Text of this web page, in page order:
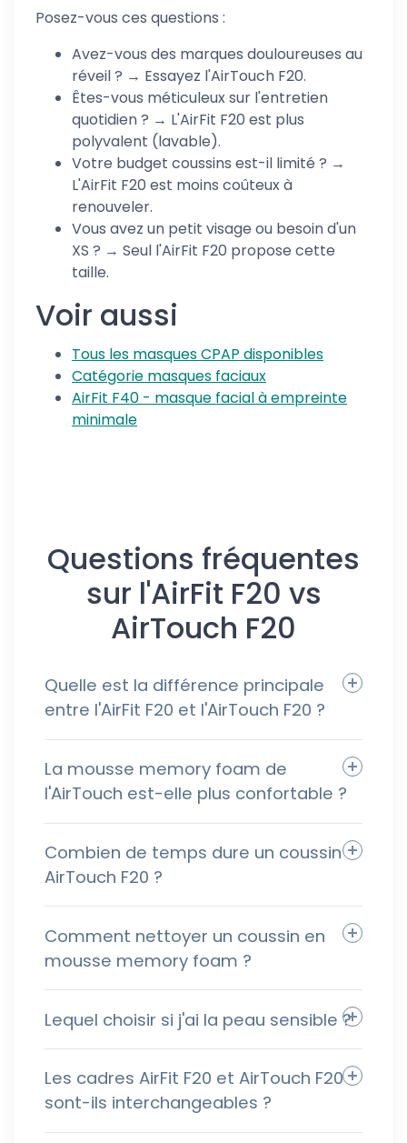
Posez-vous ces questions :
Avez-vous des marques douloureuses au
réveil ? → Essayez l'AirTouch F20.
Êtes-vous méticuleux sur l'entretien
quotidien ? → L'AirFit F20 est plus
polyvalent (lavable).
Votre budget coussins est-il limité ? →
L'AirFit F20 est moins coûteux à
renouveler.
Vous avez un petit visage ou besoin d'un
XS ? → Seul l'AirFit F20 propose cette
taille.
Voir aussi
Tous les masques CPAP disponibles
Catégorie masques faciaux
AirFit F40 - masque facial à empreinte
minimale
Questions fréquentes
sur l'AirFit F20 vs
AirTouch F20
Quelle est la différence principale
entre l'AirFit F20 et l'AirTouch F20 ?
La mousse memory foam de
l'AirTouch est-elle plus confortable ?
Combien de temps dure un coussin
AirTouch F20 ?
Comment nettoyer un coussin en
mousse memory foam ?
Lequel choisir si j'ai la peau sensible ?
Les cadres AirFit F20 et AirTouch F20
sont-ils interchangeables ?